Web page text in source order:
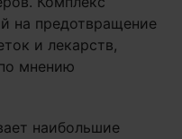
на предотвращение
и лекарств,
мнению
наибольшие